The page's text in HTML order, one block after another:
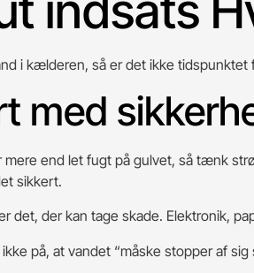
i kælderen, så er det ikke
med
mere end let fugt på gulvet, så tænk
sikkert.
det, der kan tage skade. Elektronik,
på, at vandet “måske stopper af